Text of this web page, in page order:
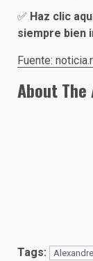
✅ Haz clic
siempre bien
Fuente:
About
Tags: